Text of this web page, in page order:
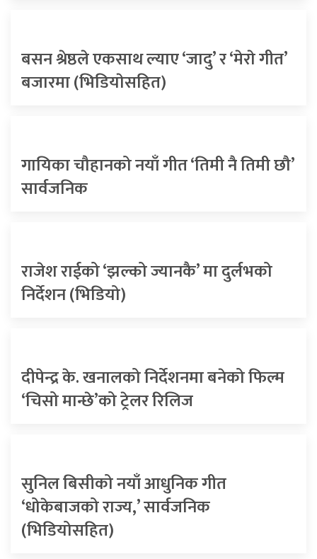
बसन श्रेष्ठले एकसाथ ल्याए ‘जादु’ र ‘मेराे गीत’
बजारमा (भिडियाेसहित)
गायिका चौहानको नयाँ गीत ‘तिमी नै तिमी छौ’
सार्वजनिक
राजेश राईको ‘झल्को ज्यानकै’ मा दुर्लभको
निर्देशन (भिडियो)
दीपेन्द्र के. खनालको निर्देशनमा बनेको फिल्म
‘चिसो मान्छे’को ट्रेलर रिलिज
सुनिल बिसीको नयाँ आधुनिक गीत
‘धोकेबाजको राज्य,’ सार्वजनिक
(भिडियोसहित)